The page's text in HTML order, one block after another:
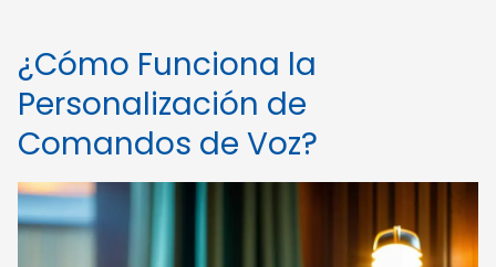
¿Cómo Funciona la
Personalización de
Comandos de Voz?